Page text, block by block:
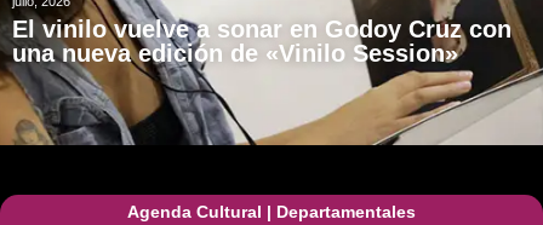
El vinilo vuelve a sonar en Godoy Cruz con
una nueva edición de «Vinilo Session»
Agenda Cultural | Departamentales